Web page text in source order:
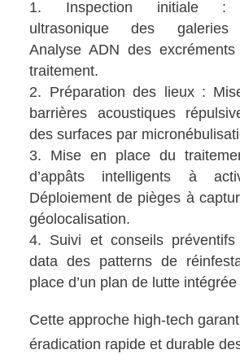
Inspection initiale :
ultrasonique des galeries
Analyse ADN des
traitement.
Préparation des lieux :
barrières acoustiques
des surfaces par
Mise en place du
d’appâts intelligents à
Déploiement de pièges à
géolocalisation.
Suivi et conseils
data des patterns de
place d’un plan de lutte
Cette approche high-tech
éradication rapide et durable